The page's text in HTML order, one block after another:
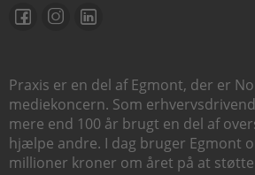
Praxis er en del af Egmont, der er
mediekoncern. Som
mere end 100 år brugt en del af
hjælpe andre. I dag bruger Egmont
millioner kroner om året på at